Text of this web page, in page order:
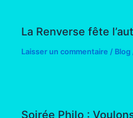
La Renverse fête
Laisser un commentaire / Blog
Soirée Philo :